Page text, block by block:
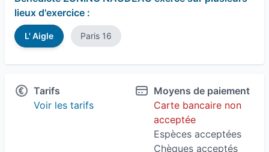
lieux d'exercice :
L' Aigle Paris 16
Tarifs
Voir les tarifs
Moyens de paiement
Carte bancaire non
acceptée
Espèces acceptées
Chèques acceptés